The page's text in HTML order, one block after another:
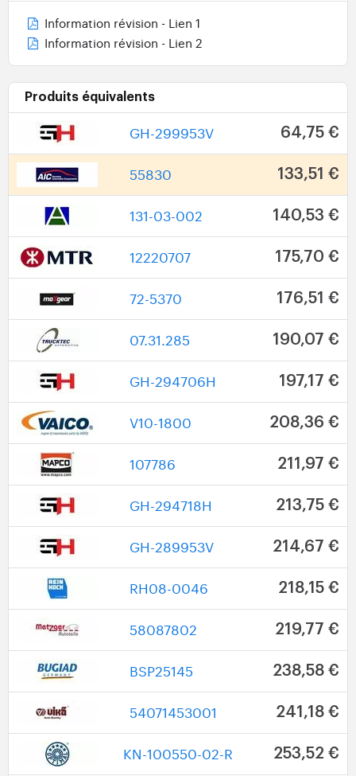
Information révision - Lien 1
Information révision - Lien 2
Produits équivalents
GH-299953V 64,75 €
55830 133,51 €
131-03-002 140,53 €
12220707 175,70 €
72-5370 176,51 €
07.31.285 190,07 €
GH-294706H 197,17 €
V10-1800 208,36 €
107786 211,97 €
GH-294718H 213,75 €
GH-289953V 214,67 €
RH08-0046 218,15 €
58087802 219,77 €
BSP25145 238,58 €
54071453001 241,18 €
KN-100550-02-R 253,52 €